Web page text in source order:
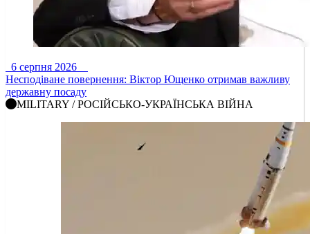
6 серпня 2026
Несподіване повернення: Віктор Ющенко отримав важливу
державну посаду
MILITARY / РОСІЙСЬКО-УКРАЇНСЬКА ВІЙНА